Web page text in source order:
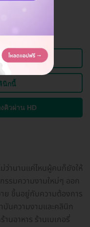
20.00 น.
นิกนี้
คิวผ่าน HD
ม่ว่านานแค่ไหนผู้คนก็ยังให้
รมความงามใหม่ๆ ออก
ย ขึ้นอยู่กับความต้องการ
บันความงามและคลินิก
นอาหาร ร้านเบเกอรี่